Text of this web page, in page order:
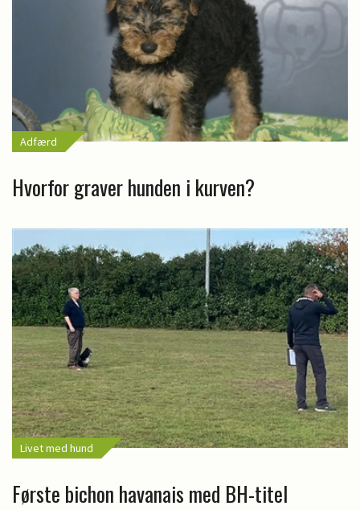
Adfærd
Hvorfor graver hunden i kurven?
Livet med hund
Første bichon havanais med BH-titel